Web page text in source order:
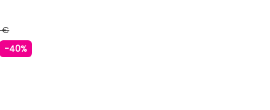
€
-40%
CLAIR